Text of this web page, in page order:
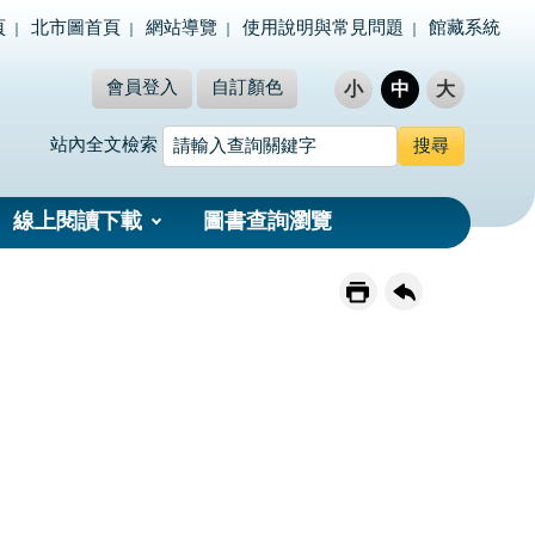
北市圖首頁 網站導覽 使用說明與常見問題 館藏系統
會員登入 自訂顏色 小 中 大
站內全文檢索
線上閱讀下載 圖書查詢瀏覽